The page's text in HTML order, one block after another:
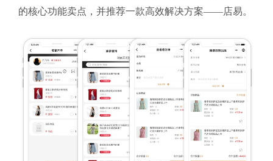
的核心功能卖点，并推荐一款高效解决方案——店易。